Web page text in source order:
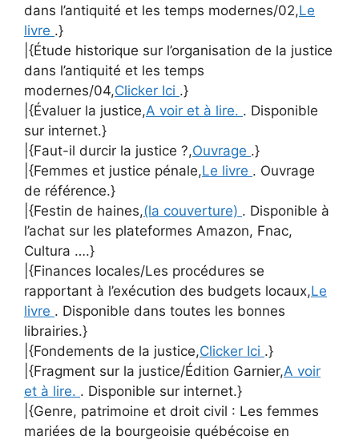
dans l’antiquité et les temps modernes/02,Le
livre .}
|{Étude historique sur l’organisation de la justice
dans l’antiquité et les temps
modernes/04,Clicker Ici .}
|{Évaluer la justice,A voir et à lire. . Disponible
sur internet.}
|{Faut-il durcir la justice ?,Ouvrage .}
|{Femmes et justice pénale,Le livre . Ouvrage
de référence.}
|{Festin de haines,(la couverture) . Disponible à
l’achat sur les plateformes Amazon, Fnac,
Cultura ….}
|{Finances locales/Les procédures se
rapportant à l’exécution des budgets locaux,Le
livre . Disponible dans toutes les bonnes
librairies.}
|{Fondements de la justice,Clicker Ici .}
|{Fragment sur la justice/Édition Garnier,A voir
et à lire. . Disponible sur internet.}
|{Genre, patrimoine et droit civil : Les femmes
mariées de la bourgeoisie québécoise en